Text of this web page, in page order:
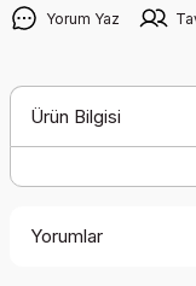
Yorum Yaz
Ürün Bilgisi
Yorumlar